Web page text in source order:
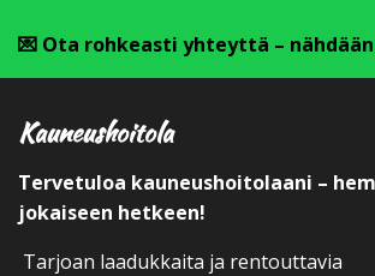
💌 Ota rohkeasti yhteyttä – nähdään
Kauneushoitola
Tervetuloa kauneushoitolaani –
jokaiseen hetkeen!
Tarjoan laadukkaita ja rentouttavia